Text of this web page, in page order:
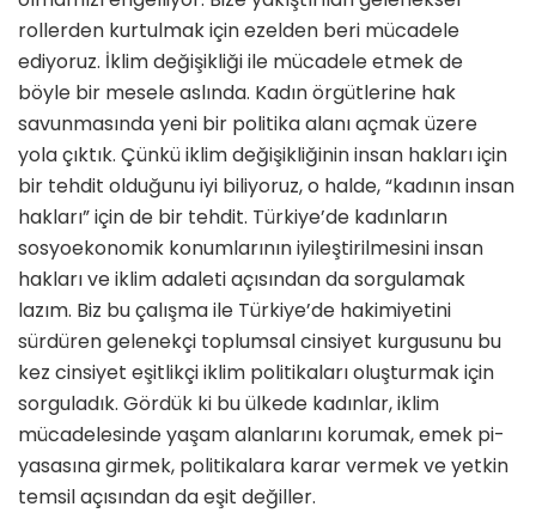
rollerden kurtulmak için ezelden beri mücadele
ediyoruz. İk­lim değişikliği ile mücadele etmek de
böyle bir mesele aslında. Kadın örgütlerine hak
savunmasında yeni bir politika alanı açmak üzere
yola çıktık. Çünkü iklim değişikliğinin insan hakları için
bir tehdit olduğu­nu iyi biliyoruz, o halde, “kadının insan
hakları” için de bir tehdit. Türkiye’de kadınların
sosyoekono­mik konumlarının iyileştirilmesini insan
hakları ve iklim adaleti açı­sından da sorgulamak
lazım. Biz bu çalışma ile Türkiye’de hakimiyetini
sürdüren gelenekçi toplumsal cinsi­yet kurgusunu bu
kez cinsiyet eşit­likçi iklim politikaları oluşturmak için
sorguladık. Gördük ki bu ül­kede kadınlar, iklim
mücadelesinde yaşam alanlarını korumak, emek pi­
yasasına girmek, politikalara karar vermek ve yetkin
temsil açısından da eşit değiller.